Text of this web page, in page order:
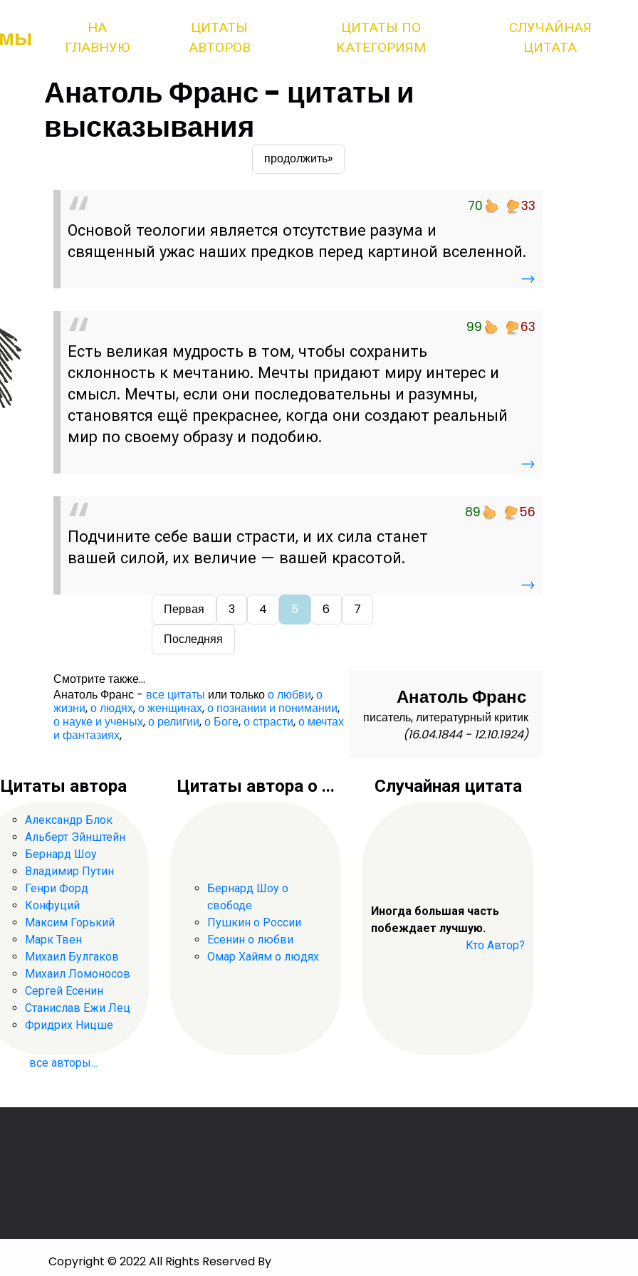
НА
ГЛАВНУЮ
ЦИТАТЫ
АВТОРОВ
ЦИТАТЫ ПО
КАТЕГОРИЯМ
СЛУЧАЙНАЯ
ЦИТАТА
Анатоль Франс - цитаты и
высказывания
продолжить»
70 33
Основой теологии является отсутствие разума и
священный ужас наших предков перед картиной вселенной.
→
99 63
Есть великая мудрость в том, чтобы сохранить
склонность к мечтанию. Мечты придают миру интерес и
смысл. Мечты, если они последовательны и разумны,
становятся ещё прекраснее, когда они создают реальный
мир по своему образу и подобию.
→
89 56
Подчините себе ваши страсти, и их сила станет
вашей силой, их величие — вашей красотой.
→
Первая 3 4 5 6
7
Последняя
Анатоль Франс
писатель, литературный критик
(16.04.1844 - 12.10.1924)
Смотрите также...
Анатоль Франс - все цитаты или толькоо любви,о
жизни,о людях,о женщинах,о познании и понимании,
о науке и ученых,о религии,о Боге,о страсти,о мечтах
и фантазиях,
Цитаты автора
Александр Блок
Альберт Эйнштейн
Бернард Шоу
Владимир Путин
Генри Форд
Конфуций
Максим Горький
Марк Твен
Михаил Булгаков
Михаил Ломоносов
Сергей Есенин
Станислав Ежи Лец
Фридрих Ницше
все авторы...
Цитаты автора о ...
Бернард Шоу о
свободе
Пушкин о России
Есенин о любви
Омар Хайям о людях
Случайная цитата
Иногда большая часть
побеждает лучшую.
Кто Автор?
Copyright © 2022 All Rights Reserved By